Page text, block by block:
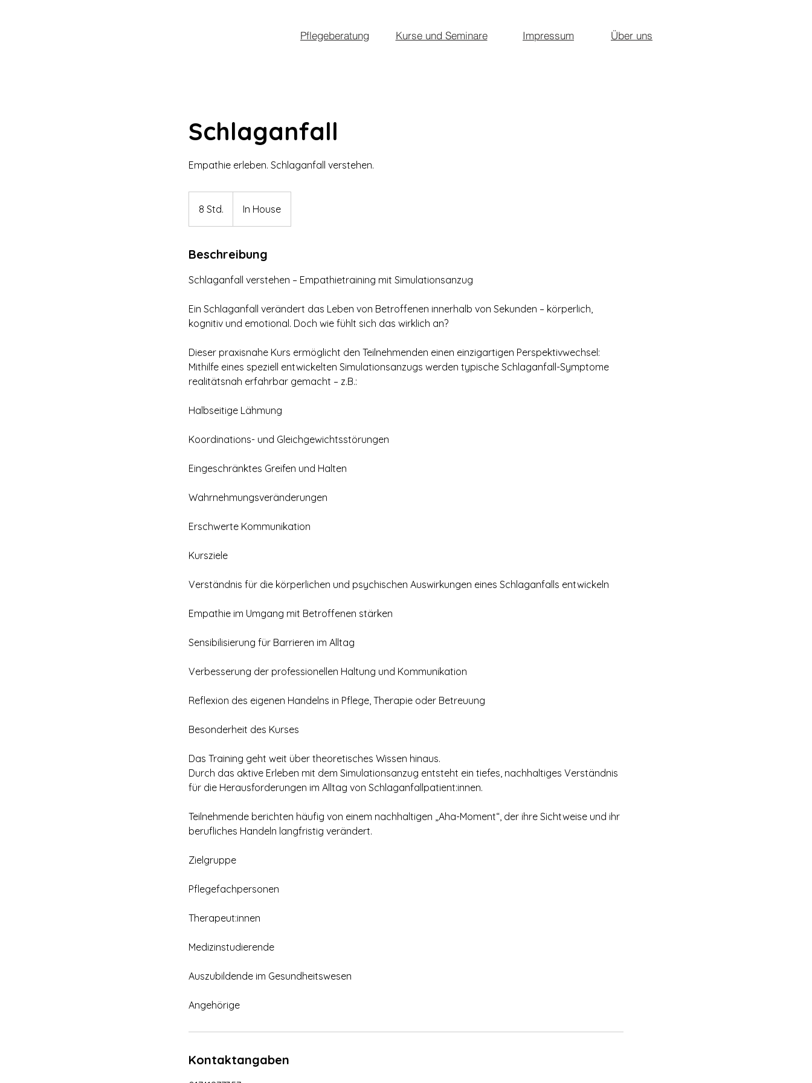
Pflegeberatung Kurse und Seminare Über uns
Impressum
Schlaganfall
Empathie erleben. Schlaganfall verstehen.
8 Std.
S
d
In House
Beschreibung
Schlaganfall verstehen – Empathietraining mit Simulationsanzug
Ein Schlaganfall verändert das Leben von Betroffenen innerhalb von Sekunden – körperlich,
kognitiv und emotional. Doch wie fühlt sich das wirklich an?
Dieser praxisnahe Kurs ermöglicht den Teilnehmenden einen einzigartigen Perspektivwechsel:
Mithilfe eines speziell entwickelten Simulationsanzugs werden typische Schlaganfall-Symptome
realitätsnah erfahrbar gemacht – z.B.:
Halbseitige Lähmung
Koordinations- und Gleichgewichtsstörungen
Eingeschränktes Greifen und Halten
Wahrnehmungsveränderungen
Erschwerte Kommunikation
Kursziele
Verständnis für die körperlichen und psychischen Auswirkungen eines Schlaganfalls entwickeln
Empathie im Umgang mit Betroffenen stärken
Sensibilisierung für Barrieren im Alltag
Verbesserung der professionellen Haltung und Kommunikation
Reflexion des eigenen Handelns in Pflege, Therapie oder Betreuung
Besonderheit des Kurses
Das Training geht weit über theoretisches Wissen hinaus.
Durch das aktive Erleben mit dem Simulationsanzug entsteht ein tiefes, nachhaltiges Verständnis
für die Herausforderungen im Alltag von Schlaganfallpatient:innen.
Teilnehmende berichten häufig von einem nachhaltigen „Aha-Moment“, der ihre Sichtweise und ihr
berufliches Handeln langfristig verändert.
Zielgruppe
Pflegefachpersonen
Therapeut:innen
Medizinstudierende
Auszubildende im Gesundheitswesen
Angehörige
Kontaktangaben